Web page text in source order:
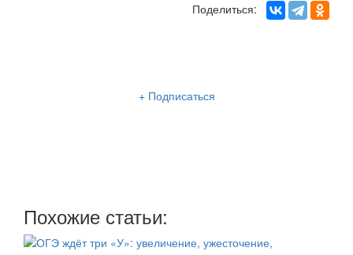
Поделиться:
+ Подписаться
Похожие статьи: